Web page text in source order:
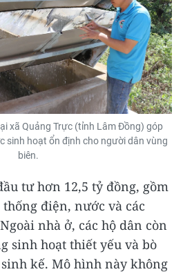
xã Quảng Trực (tỉnh Lâm Đồng) góp
sinh hoạt ổn định cho người dân vùng
biên.
tư hơn 12,5 tỷ đồng, gồm
điện, nước và các
nhà ở, các hộ dân còn
sinh hoạt thiết yếu và bò
kế. Mô hình này không